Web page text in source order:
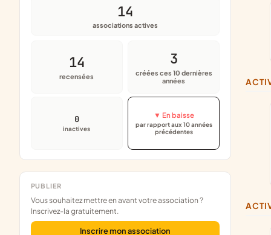
14
associations actives
14
recensées
3
créées ces 10 dernières
années
0
inactives
▼ En baisse
par rapport aux 10 années
précédentes
PUBLIER
Vous souhaitez mettre en avant votre association ?
Inscrivez-la gratuitement.
Inscrire mon association